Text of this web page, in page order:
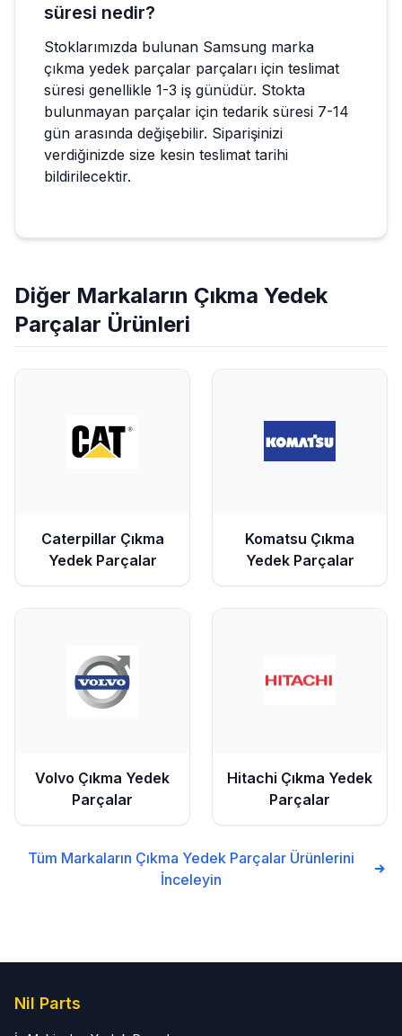
süresi nedir?
Stoklarımızda bulunan Samsung marka
çıkma yedek parçalar parçaları için teslimat
süresi genellikle 1-3 iş günüdür. Stokta
bulunmayan parçalar için tedarik süresi 7-14
gün arasında değişebilir. Siparişinizi
verdiğinizde size kesin teslimat tarihi
bildirilecektir.
Diğer Markaların Çıkma Yedek
Parçalar Ürünleri
Caterpillar Çıkma
Yedek Parçalar
Komatsu Çıkma
Yedek Parçalar
Volvo Çıkma Yedek
Parçalar
Hitachi Çıkma Yedek
Parçalar
Tüm Markaların Çıkma Yedek ParçalarÜrünlerini
İnceleyin
Nil Parts